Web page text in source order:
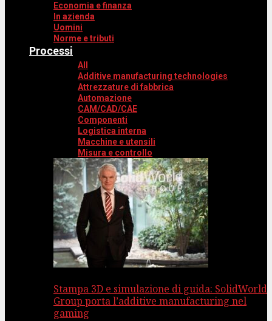
Economia e finanza
In azienda
Uomini
Norme e tributi
Processi
All
Additive manufacturing technologies
Attrezzature di fabbrica
Automazione
CAM/CAD/CAE
Componenti
Logistica interna
Macchine e utensili
Misura e controllo
Stampa 3D e simulazione di guida: SolidWorld
Group porta l’additive manufacturing nel
gaming